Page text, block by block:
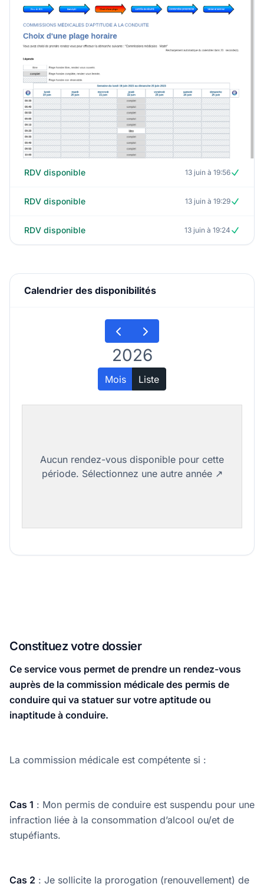
RDV disponible 13 juin à 19:56
RDV disponible 13 juin à 19:29
RDV disponible 13 juin à 19:24
Calendrier des disponibilités
2026
Mois Liste
Constituez votre dossier
Ce service vous permet de prendre un rendez-vous
auprès de la commission médicale des permis de
conduire qui va statuer sur votre aptitude ou
inaptitude à conduire.
La commission médicale est compétente si :
Cas 1 : Mon permis de conduire est suspendu pour une
infraction liée à la consommation d’alcool ou/et de
stupéfiants.
Cas 2 : Je sollicite la prorogation (renouvellement) de